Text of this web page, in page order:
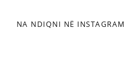
NA NDIQNI NË INSTAGRAM